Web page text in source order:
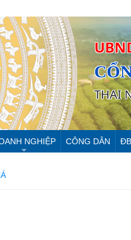
THAI
NGHIỆP CÔNG DÂN